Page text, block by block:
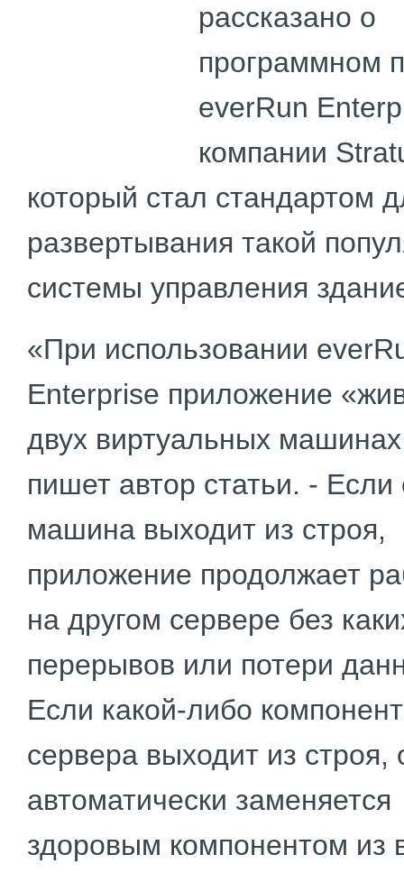
рассказано о
программном
everRun
компании
который стал стандартом
развертывания такой
системы управления
«При использовании
Enterprise приложение
двух виртуальных
пишет автор статьи. - Если
машина выходит из строя,
приложение продолжает
на другом сервере без
перерывов или потери
Если какой-либо компонент
сервера выходит из строя,
автоматически заменяется
здоровым компонентом из